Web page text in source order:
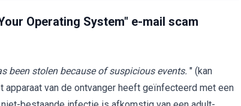
Operating System" e-mail scam
been stolen because of suspicious events. " (kan
van de ontvanger heeft geïnfecteerd met een